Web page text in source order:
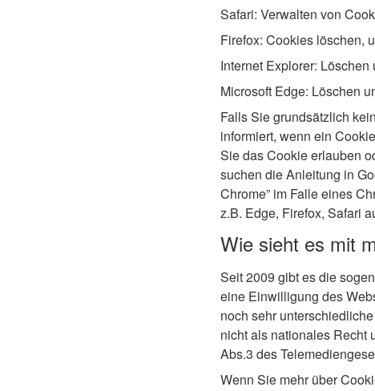
Safari: Verwalten von
Firefox: Cookies löschen,
Internet Explorer:
Microsoft Edge: Löschen
Falls Sie grundsätzlich
informiert, wenn ein
Sie das Cookie erlauben
suchen die Anleitung in
Chrome” im Falle eines
z.B. Edge, Firefox, Safari
Wie sieht es mit
Seit 2009 gibt es die
eine Einwilligung des
noch sehr
nicht als nationales Recht
Abs.3 des
Wenn Sie mehr über